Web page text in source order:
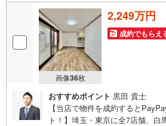
画像36枚
2,249万円
成約でもらえ
おすすめポイント 黒田 貴士
【当店で物件を成約すると
ト！】埼玉・東京に全7店舗、白